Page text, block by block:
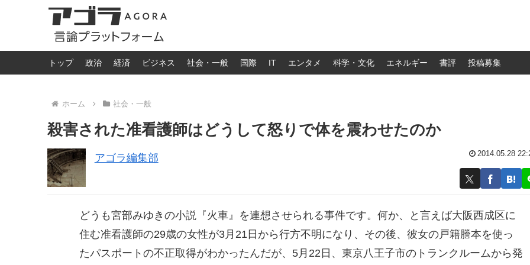
トップ 政治 経済 ビジネス 社会・一般 国際 IT エンタメ 科学・文化 エネルギー 書評 投稿募集
ホーム 社会・一般
殺害された准看護師はどうして怒りで体を震わせたのか
アゴラ編集部 2014.05.28
どうも宮部みゆきの小説『火車』を連想させられる事件です。何か、と言えば大阪西成区に
住む准看護師の29歳の女性が3月21日から行方不明になり、その後、彼女の戸籍謄本を使っ
たパスポートの不正取得がわかったんだが、5月22日、東京八王子市のトランクルームから発